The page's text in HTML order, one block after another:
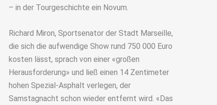
– in der Tourgeschichte ein Novum.
Richard Miron, Sportsenator der Stadt Marseille,
die sich die aufwendige Show rund 750 000 Euro
kosten lässt, sprach von einer «großen
Herausforderung» und ließ einen 14 Zentimeter
hohen Spezial-Asphalt verlegen, der
Samstagnacht schon wieder entfernt wird. «Das